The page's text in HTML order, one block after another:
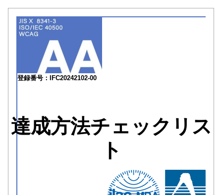
登録番号：IFC20242102-00
達成方法チェックリス
ト